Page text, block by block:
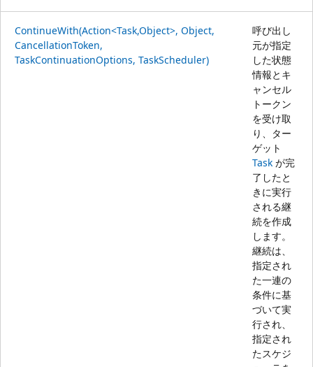
ContinueWith(Action<Task,Object>, Object,
CancellationToken,
TaskContinuationOptions, TaskScheduler)
呼び出し
元が指定
した状態
情報とキ
ャンセル
トークン
を受け取
り、ター
ゲット
Task が完
了したと
きに実行
される継
続を作成
します。
継続は、
指定され
た一連の
条件に基
づいて実
行され、
指定され
たスケジ